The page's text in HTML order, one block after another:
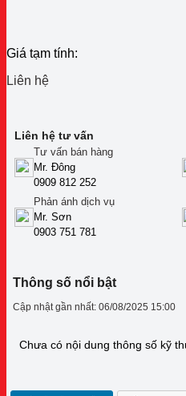
Giá tạm tính:
Liên hệ
Liên hệ tư vấn
Tư vấn bán hàng
Mr. Đông
0909 812 252
Phản ánh dịch vụ
Mr. Sơn
0903 751 781
Thông số nổi bật
Cập nhật gần nhất: 06/08/2025 15:00
Chưa có nội dung thông số kỹ